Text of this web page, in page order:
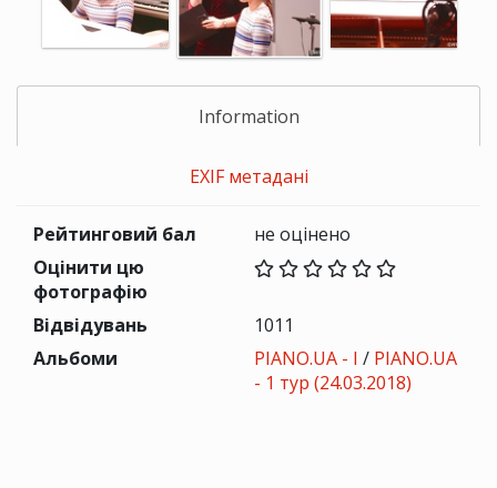
Information
EXIF метадані
Рейтинговий бал
не оцінено
Оцінити цю
фотографію
Відвідувань
1011
Альбоми
PIANO.UA - I / PIANO.UA
- 1 тур (24.03.2018)